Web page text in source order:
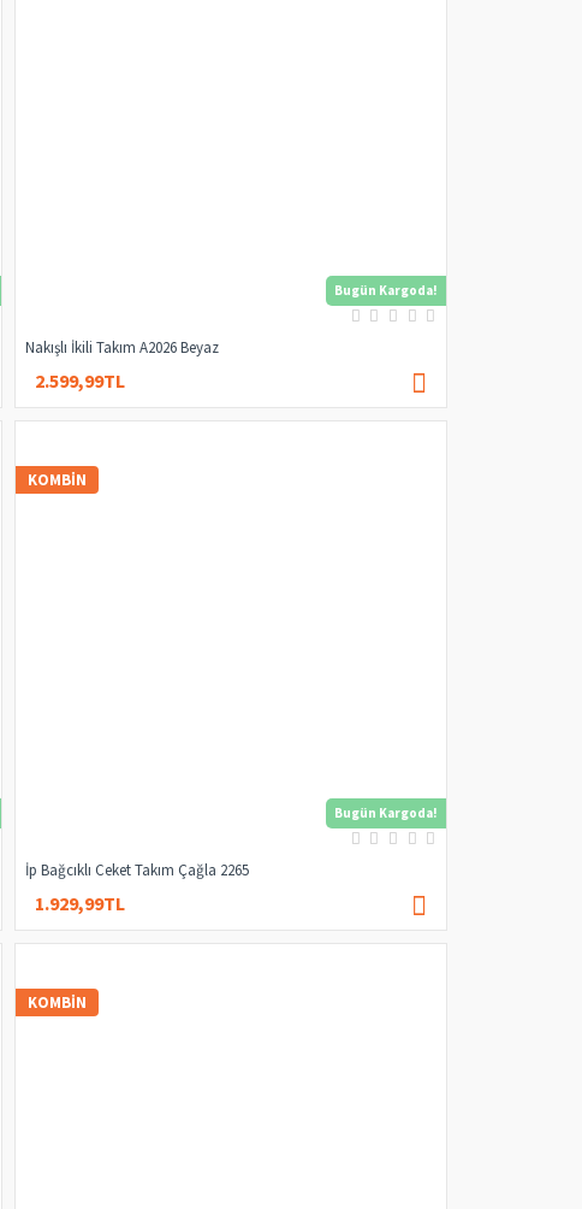
Bugün Kargoda!
Nakışlı İkili Takım A2026 Beyaz
2.599,99TL
Bugün Kargoda!
KOMBIN
İp Bağcıklı Ceket Takım Çağla 2265
1.929,99TL
KOMBIN